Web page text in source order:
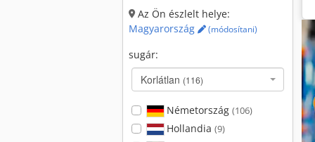
Az Ön észlelt helye:
Magyarország
(módosítani)
sugár:
Korlátlan (116)
Németország (106)
Hollandia (9)